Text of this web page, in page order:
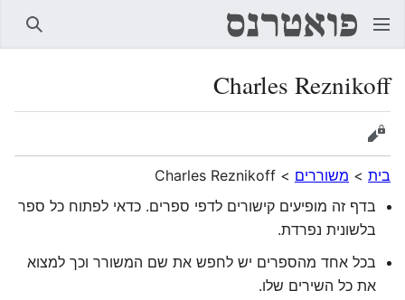
Charles Reznikoff
הצגת מקור
בית > משוררים >
Charles Reznikoff
בדף זה מופיעים קישורים לדפי ספרים. כדאי לפתוח כל ספר
בלשונית נפרדת.
בכל אחד מהספרים יש לחפש את שם המשורר וכך למצוא
את כל השירים שלו.